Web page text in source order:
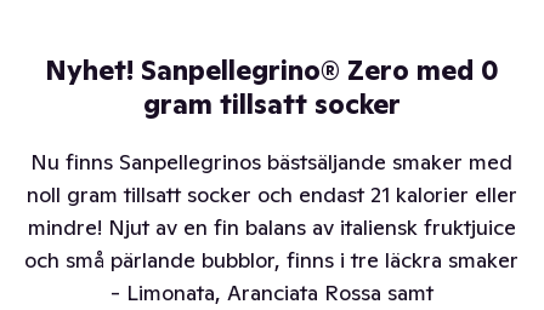
Nyhet! Sanpellegrino® Zero med 0
gram tillsatt socker
Nu finns Sanpellegrinos bästsäljande smaker med
noll gram tillsatt socker och endast 21 kalorier eller
mindre! Njut av en fin balans av italiensk fruktjuice
och små pärlande bubblor, finns i tre läckra smaker
- Limonata, Aranciata Rossa samt